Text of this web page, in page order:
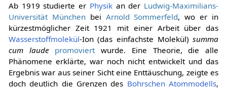
Ab 1919 studierte er Physikan der Ludwig-Maximilians-
Universität Münchenbei Arnold Sommerfeld, wo er in
kürzestmöglicher Zeit 1921 mit einer Arbeit über das
Wasserstoffmolekül-Ion (das einfachste Molekül)summa
cum laude
promoviertwurde. Eine Theorie, die alle
Phänomene erklärte, war noch nicht entwickelt und das
Ergebnis war aus seiner Sicht eine Enttäuschung, zeigte es
doch deutlich die Grenzen des Bohrschen Atommodells,